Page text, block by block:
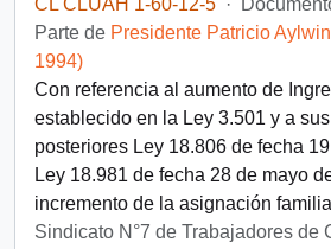
CL CLUAH 1-60-12-5 ·
Parte de Presidente Patricio
1994)
Con referencia al aumento de
establecido en la Ley 3.501 y a
posteriores Ley 18.806 de fecha
Ley 18.981 de fecha 28 de mayo
incremento de la asignación
Sindicato N°7 de Trabajadores de